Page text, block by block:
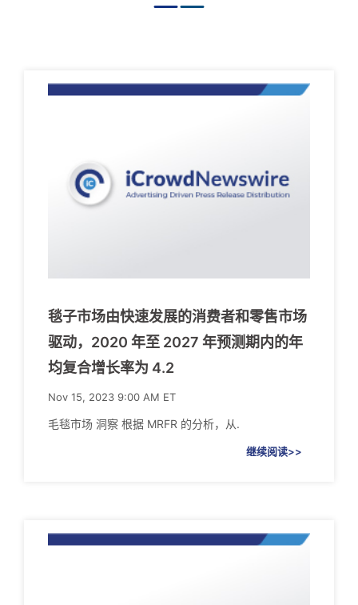
毯子市场由快速发展的消费者和零售市场
驱动，2020 年至 2027 年预测期内的年
均复合增长率为 4.2
Nov 15, 2023 9:00 AM ET
毛毯市场 洞察 根据 MRFR 的分析，从.
继续阅读>>